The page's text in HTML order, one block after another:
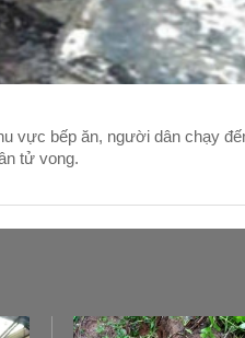
vực bếp ăn, người dân chạy
tử vong.